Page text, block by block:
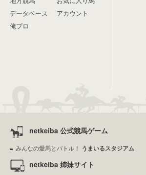
データベース
俺プロ
アカウント
netkeiba 公式競馬ゲーム
みんなの愛馬とバトル！ うまいるスタジアム
netkeiba 姉妹サイト